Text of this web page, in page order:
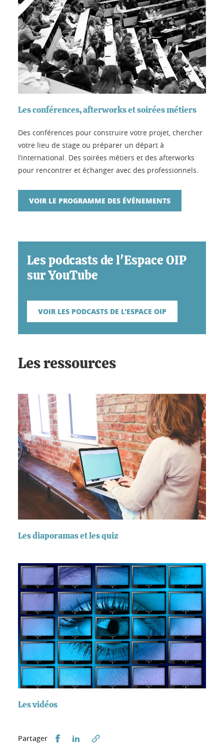
Les conférences, afterworks et soirées métiers
Des conférences pour construire votre projet, chercher
votre lieu de stage ou préparer un départ à
l’international. Des soirées métiers et des afterworks
pour rencontrer et échanger avec des professionnels.
VOIR LE PROGRAMME DES ÉVÉNEMENTS
Les podcasts de l'Espace OIP
sur YouTube
VOIR LES PODCASTS DE L'ESPACE OIP
Les ressources
Les diaporamas et les quiz
Les vidéos
Partager Partager sur Facebook
Partager sur LinkedIn